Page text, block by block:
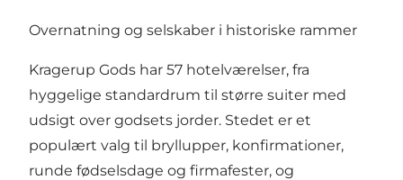
Overnatning og selskaber i historiske rammer
Kragerup Gods har 57 hotelværelser, fra
hyggelige standardrum til større suiter med
udsigt over godsets jorder. Stedet er et
populært valg til bryllupper, konfirmationer,
runde fødselsdage og firmafester, og